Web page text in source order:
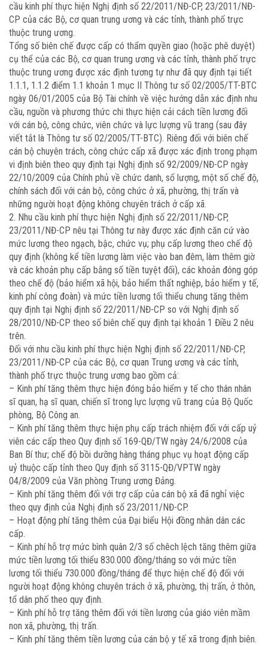
cầu kinh phí thực hiện Nghị định số 22/2011/NĐ-CP, 23/2011/NĐ-
CP của các Bộ, cơ quan trung ương và các tỉnh, thành phố trực
thuộc trung ương.
Tổng số biên chế được cấp có thẩm quyền giao (hoặc phê duyệt)
cụ thể của các Bộ, cơ quan trung ương và các tỉnh, thành phố trực
thuộc trung ương được xác định tương tự như đã quy định tại tiết
1.1.1, 1.1.2 điểm 1.1 khoản 1 mục II Thông tư số 02/2005/TT-BTC
ngày 06/01/2005 của Bộ Tài chính về việc hướng dẫn xác định nhu
cầu, nguồn và phương thức chi thực hiện cải cách tiền lương đối
với cán bộ, công chức, viên chức và lực lượng vũ trang (sau đây
viết tắt là Thông tư số 02/2005/TT-BTC). Riêng đối với biên chế
cán bộ chuyên trách, công chức cấp xã được xác định trong phạm
vi định biên theo quy định tại Nghị định số 92/2009/NĐ-CP ngày
22/10/2009 của Chính phủ về chức danh, số lượng, một số chế độ,
chính sách đối với cán bộ, công chức ở xã, phường, thị trấn và
những người hoạt động không chuyên trách ở cấp xã.
2. Nhu cầu kinh phí thực hiện Nghị định số 22/2011/NĐ-CP,
23/2011/NĐ-CP nêu tại Thông tư này được xác định căn cứ vào
mức lương theo ngạch, bậc, chức vụ; phụ cấp lương theo chế độ
quy định (không kể tiền lương làm việc vào ban đêm, làm thêm giờ
và các khoản phụ cấp bằng số tiền tuyệt đối), các khoản đóng góp
theo chế độ (bảo hiểm xã hội, bảo hiểm thất nghiệp, bảo hiểm y tế,
kinh phí công đoàn) và mức tiền lương tối thiểu chung tăng thêm
quy định tại Nghị định số 22/2011/NĐ-CP so với Nghị định số
28/2010/NĐ-CP theo số biên chế quy định tại khoản 1 Điều 2 nêu
trên.
Đối với nhu cầu kinh phí thực hiện Nghị định số 22/2011/NĐ-CP,
23/2011/NĐ-CP của các Bộ, cơ quan Trung ương và các tỉnh,
thành phố trực thuộc trung ương bao gồm cả:
– Kinh phí tăng thêm thực hiện đóng bảo hiểm y tế cho thân nhân
sĩ quan, hạ sĩ quan, chiến sĩ trong lực lượng vũ trang của Bộ Quốc
phòng, Bộ Công an.
– Kinh phí tăng thêm thực hiện phụ cấp trách nhiệm đối với cấp uỷ
viên các cấp theo Quy định số 169-QĐ/TW ngày 24/6/2008 của
Ban Bí thư; chế độ bồi dưỡng hàng tháng phục vụ hoạt động cấp
uỷ thuộc cấp tỉnh theo Quy định số 3115-QĐ/VPTW ngày
04/8/2009 của Văn phòng Trung ương Đảng.
– Kinh phí tăng thêm đối với trợ cấp của cán bộ xã đã nghỉ việc
theo quy định của Nghị định số 23/2011/NĐ-CP.
– Hoạt động phí tăng thêm của Đại biểu Hội đồng nhân dân các
cấp.
– Kinh phí hỗ trợ mức bình quân 2/3 số chêch lệch tăng thêm giữa
mức tiền lương tối thiểu 830.000 đồng/tháng so với mức tiền
lương tối thiểu 730.000 đồng/tháng để thực hiện chế độ đối với
người hoạt động không chuyên trách ở xã, phường, thị trấn, ở thôn,
tổ dân phố theo quy định.
– Kinh phí hỗ trợ tăng thêm đối với tiền lương của giáo viên mầm
non xã, phường, thị trấn.
– Kinh phí tăng thêm tiền lương của cán bộ y tế xã trong định biên.